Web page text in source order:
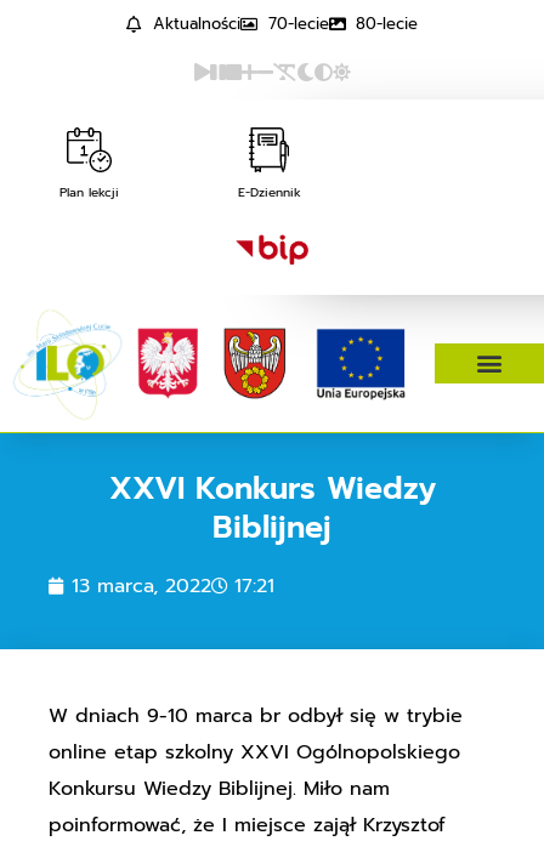
Aktualności 70-lecie 80-lecie
Plan lekcji E-Dziennik
XXVI Konkurs Wiedzy
Biblijnej
13 marca, 2022 17:21
W dniach 9-10 marca br odbył się w trybie
online etap szkolny XXVI Ogólnopolskiego
Konkursu Wiedzy Biblijnej. Miło nam
poinformować, że I miejsce zajął Krzysztof